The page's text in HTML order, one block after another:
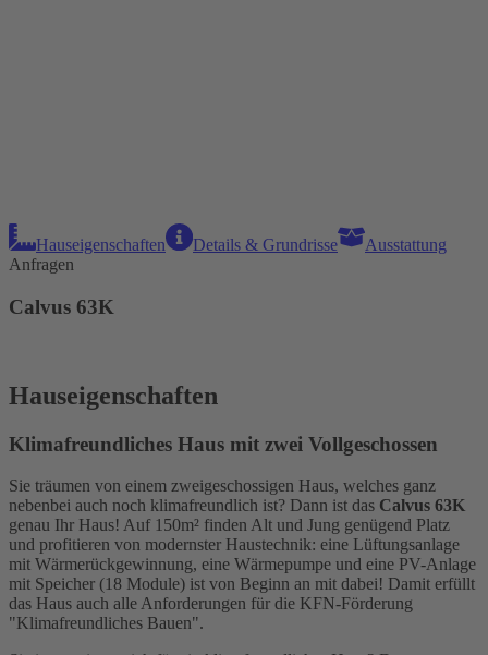
Hauseigenschaften Details & Grundrisse
Ausstattung
Anfragen
Calvus 63K
Hauseigenschaften
Klimafreundliches Haus mit zwei Vollgeschossen
Sie träumen von einem zweigeschossigen Haus, welches ganz
nebenbei auch noch klimafreundlich ist? Dann ist das Calvus 63K
genau Ihr Haus! Auf 150m² finden Alt und Jung genügend Platz
und profitieren von modernster Haustechnik: eine Lüftungsanlage
mit Wärmerückgewinnung, eine Wärmepumpe und eine PV-Anlage
mit Speicher (18 Module) ist von Beginn an mit dabei! Damit erfüllt
das Haus auch alle Anforderungen für die KFN-Förderung
"Klimafreundliches Bauen".